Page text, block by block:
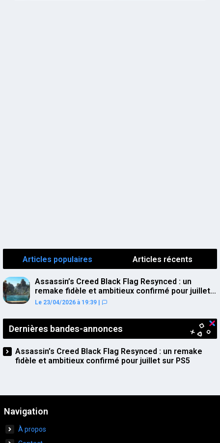
Articles populaires Articles récents
Assassin’s Creed Black Flag Resynced : un
remake fidèle et ambitieux confirmé pour juillet
sur PS5
Le 23/04/2026 à 19:39 |
Dernières bandes-annonces
Assassin’s Creed Black Flag Resynced : un remake
fidèle et ambitieux confirmé pour juillet sur PS5
Navigation
À propos